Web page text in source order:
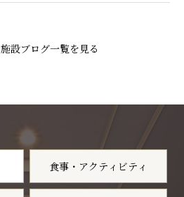
施設ブログ一覧を見る
食事・アクティビティ